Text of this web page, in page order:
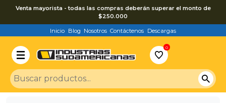
Venta mayorista - todas las compras deberán superar el monto de
$250.000
Inicio Blog Nosotros Contáctenos Descargas
0